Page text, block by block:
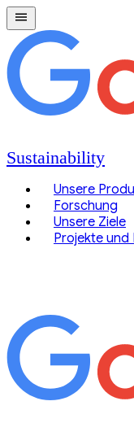
Sustainability
Unsere
Forschung
Unsere Ziele
Projekte und